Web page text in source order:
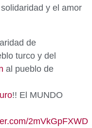
y el amor
de
turco y del
al pueblo de
!! El MUNDO
2mVkGpFXWD